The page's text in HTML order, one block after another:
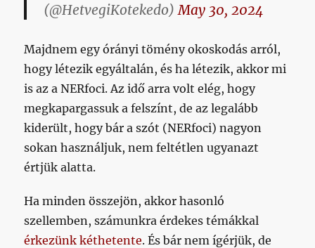
(@HetvegiKotekedo)May 30, 2024
Majdnem egy órányi tömény okoskodás arról,
hogy létezik egyáltalán, és ha létezik, akkor mi
is az a NERfoci. Az idő arra volt elég, hogy
megkapargassuk a felszínt, de az legalább
kiderült, hogy bár a szót (NERfoci) nagyon
sokan használjuk, nem feltétlen ugyanazt
értjük alatta.
Ha minden összejön, akkor hasonló
szellemben, számunkra érdekes témákkal
érkezünk kéthetente. És bár nem ígérjük, de